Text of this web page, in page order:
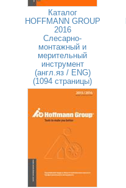
Каталог
HOFFMANN GROUP
2016
Слесарно-
монтажный и
мерительный
инструмент
(англ.яз / ENG)
(1094 страницы)